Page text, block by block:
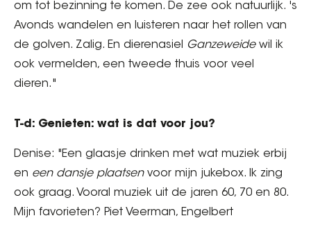
om tot bezinning te komen. De zee ook natuurlijk. 's
Avonds wandelen en luisteren naar het rollen van
de golven. Zalig. En dierenasiel
Ganzeweidewil ik
ook vermelden, een tweede thuis voor veel
dieren."
T-d: Genieten: wat is dat voor jou?
Denise: "Een glaasje drinken met wat muziek erbij
en een dansje plaatsenvoor mijn jukebox. Ik zing
ook graag. Vooral muziek uit de jaren 60, 70 en 80.
Mijn favorieten? Piet Veerman, Engelbert